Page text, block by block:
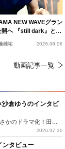
NEW WAVEグラン
開へ 『still dark』と同
雄祐 2026.08.06
動画記事一覧
沙倉ゆうのインタビ
『侍タイムスリッパー』ファンに贈る、まさかのドラマ化！田村ツトム×沙倉ゆうのが語る『心配無用ノ介』撮影秘話
2026.07.30
ンタビュー